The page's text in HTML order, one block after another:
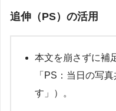
追伸（PS）の活用
本文を崩さずに補
「PS：当日の写
す」）。